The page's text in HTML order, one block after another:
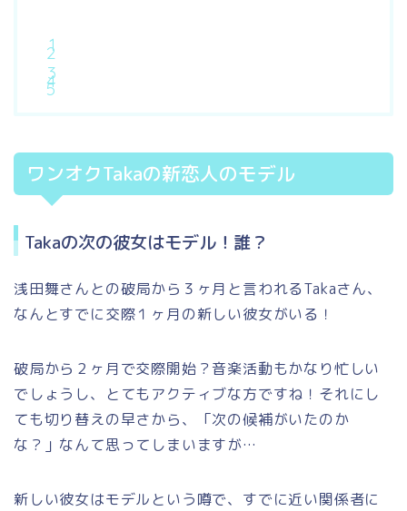
ワンオクTakaの新恋人のモデル
Takaの次の彼女はモデル！誰？
浅田舞さんとの破局から３ヶ月と言われるTakaさん、
なんとすでに交際１ヶ月の新しい彼女がいる！
破局から２ヶ月で交際開始？音楽活動もかなり忙しい
でしょうし、とてもアクティブな方ですね！それにし
ても切り替えの早さから、「次の候補がいたのか
な？」なんて思ってしまいますが…
新しい彼女はモデルという噂で、すでに近い関係者に